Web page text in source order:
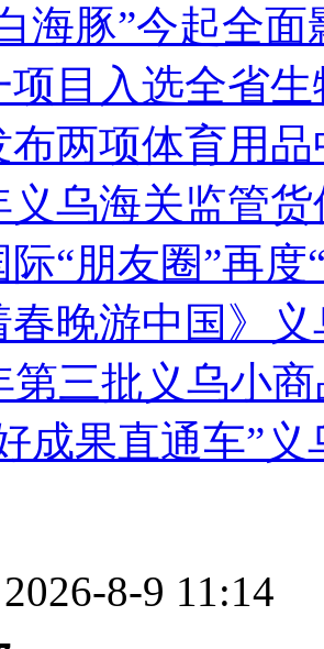
海豚”今起全面
项目入选全省
布两项体育用
义乌海关监管
际“朋友圈”再度
春晚游中国》
第三批义乌小
成果直通车”
8-9 11:14